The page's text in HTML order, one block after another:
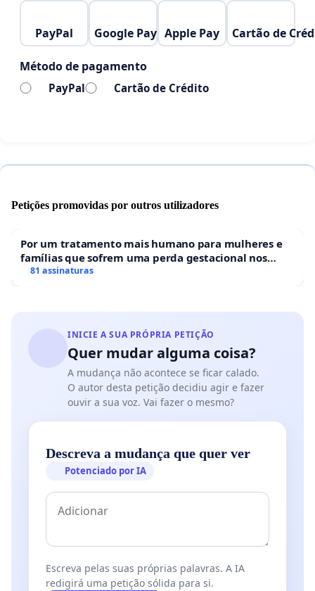
Sua assinatura faz a diferença.
PayPal Google Pay Apple Pay Cartão de
Método de pagamento
PayPal Cartão de Crédito
Petições promovidas por outros utilizadores
Por um tratamento mais humano para mulheres e
famílias que sofrem uma perda gestacional nos
hospitais portugueses
81 assinaturas
INICIE A SUA PRÓPRIA PETIÇÃO
Quer mudar alguma coisa?
A mudança não acontece se ficar calado.
O autor desta petição decidiu agir e fazer
ouvir a sua voz. Vai fazer o mesmo?
Descreva a mudança que quer ver
Potenciado por IA
Escreva pelas suas próprias palavras. A IA
redigirá uma petição sólida para si.